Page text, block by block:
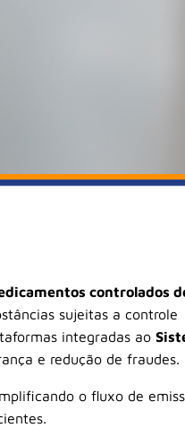
controlados
sujeitas a controle
integradas ao
e redução de fraudes.
o fluxo de